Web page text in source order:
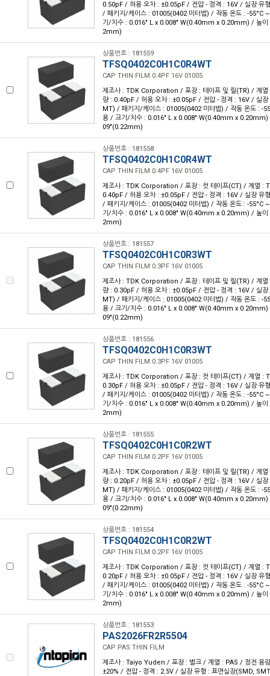
0.50pF / 허용 오차 : ±0.05pF / 전압 - 정격 : 16V / 실장 유
/ 패키지/케이스 : 01005(0402 미터법) / 작동 온도 : -55°C
기/치수 : 0.016" L x 0.008" W(0.40mm x 0.20mm) / 높이
2mm)
상품번호 : 181559
TFSQ0402C0H1C0R4WT
CAP THIN FILM 0.4PF 16V 01005
제조사 : TDK Corporation / 포장 : 테이프 및 릴(TR) / 계
량 : 0.40pF / 허용 오차 : ±0.05pF / 전압 - 정격 : 16V / 실장
MT) / 패키지/케이스 : 01005(0402 미터법) / 작동 온도 : -
용 / 크기/치수 : 0.016" L x 0.008" W(0.40mm x 0.20mm)
09"(0.22mm)
상품번호 : 181558
TFSQ0402C0H1C0R4WT
CAP THIN FILM 0.4PF 16V 01005
제조사 : TDK Corporation / 포장 : 컷 테이프(CT) / 계열 :
0.40pF / 허용 오차 : ±0.05pF / 전압 - 정격 : 16V / 실장 유
/ 패키지/케이스 : 01005(0402 미터법) / 작동 온도 : -55°C
기/치수 : 0.016" L x 0.008" W(0.40mm x 0.20mm) / 높이
2mm)
상품번호 : 181557
TFSQ0402C0H1C0R3WT
CAP THIN FILM 0.3PF 16V 01005
제조사 : TDK Corporation / 포장 : 테이프 및 릴(TR) / 계
량 : 0.30pF / 허용 오차 : ±0.05pF / 전압 - 정격 : 16V / 실장
MT) / 패키지/케이스 : 01005(0402 미터법) / 작동 온도 : -
용 / 크기/치수 : 0.016" L x 0.008" W(0.40mm x 0.20mm)
09"(0.22mm)
상품번호 : 181556
TFSQ0402C0H1C0R3WT
CAP THIN FILM 0.3PF 16V 01005
제조사 : TDK Corporation / 포장 : 컷 테이프(CT) / 계열 :
0.30pF / 허용 오차 : ±0.05pF / 전압 - 정격 : 16V / 실장 유
/ 패키지/케이스 : 01005(0402 미터법) / 작동 온도 : -55°C
기/치수 : 0.016" L x 0.008" W(0.40mm x 0.20mm) / 높이
2mm)
상품번호 : 181555
TFSQ0402C0H1C0R2WT
CAP THIN FILM 0.2PF 16V 01005
제조사 : TDK Corporation / 포장 : 테이프 및 릴(TR) / 계
량 : 0.20pF / 허용 오차 : ±0.05pF / 전압 - 정격 : 16V / 실장
MT) / 패키지/케이스 : 01005(0402 미터법) / 작동 온도 : -
용 / 크기/치수 : 0.016" L x 0.008" W(0.40mm x 0.20mm)
09"(0.22mm)
상품번호 : 181554
TFSQ0402C0H1C0R2WT
CAP THIN FILM 0.2PF 16V 01005
제조사 : TDK Corporation / 포장 : 컷 테이프(CT) / 계열 :
0.20pF / 허용 오차 : ±0.05pF / 전압 - 정격 : 16V / 실장 유
/ 패키지/케이스 : 01005(0402 미터법) / 작동 온도 : -55°C
기/치수 : 0.016" L x 0.008" W(0.40mm x 0.20mm) / 높이
2mm)
상품번호 : 181553
PAS2026FR2R5504
CAP PAS THIN FILM
제조사 : Taiyo Yuden / 포장 : 벌크 / 계열 : PAS / 정전 용
±20% / 전압 - 정격 : 2.5V / 실장 유형 : 표면실장(SMD,